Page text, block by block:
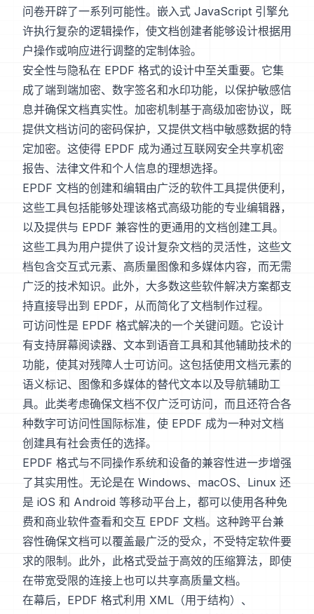
问卷开辟了一系列可能性。嵌入式 JavaScript 引擎允
许执行复杂的逻辑操作，使文档创建者能够设计根据用
户操作或响应进行调整的定制体验。
安全性与隐私在 EPDF 格式的设计中至关重要。它集
成了端到端加密、数字签名和水印功能，以保护敏感信
息并确保文档真实性。加密机制基于高级加密协议，既
提供文档访问的密码保护，又提供文档中敏感数据的特
定加密。这使得 EPDF 成为通过互联网安全共享机密
报告、法律文件和个人信息的理想选择。
EPDF 文档的创建和编辑由广泛的软件工具提供便利，
这些工具包括能够处理该格式高级功能的专业编辑器，
以及提供与 EPDF 兼容性的更通用的文档创建工具。
这些工具为用户提供了设计复杂文档的灵活性，这些文
档包含交互式元素、高质量图像和多媒体内容，而无需
广泛的技术知识。此外，大多数这些软件解决方案都支
持直接导出到 EPDF，从而简化了文档制作过程。
可访问性是 EPDF 格式解决的一个关键问题。它设计
有支持屏幕阅读器、文本到语音工具和其他辅助技术的
功能，使其对残障人士可访问。这包括使用文档元素的
语义标记、图像和多媒体的替代文本以及导航辅助工
具。此类考虑确保文档不仅广泛可访问，而且还符合各
种数字可访问性国际标准，使 EPDF 成为一种对文档
创建具有社会责任的选择。
EPDF 格式与不同操作系统和设备的兼容性进一步增强
了其实用性。无论是在 Windows、macOS、Linux 还
是 iOS 和 Android 等移动平台上，都可以使用各种免
费和商业软件查看和交互 EPDF 文档。这种跨平台兼
容性确保文档可以覆盖最广泛的受众，不受特定软件要
求的限制。此外，此格式受益于高效的压缩算法，即使
在带宽受限的连接上也可以共享高质量文档。
在幕后，EPDF 格式利用 XML（用于结构）、